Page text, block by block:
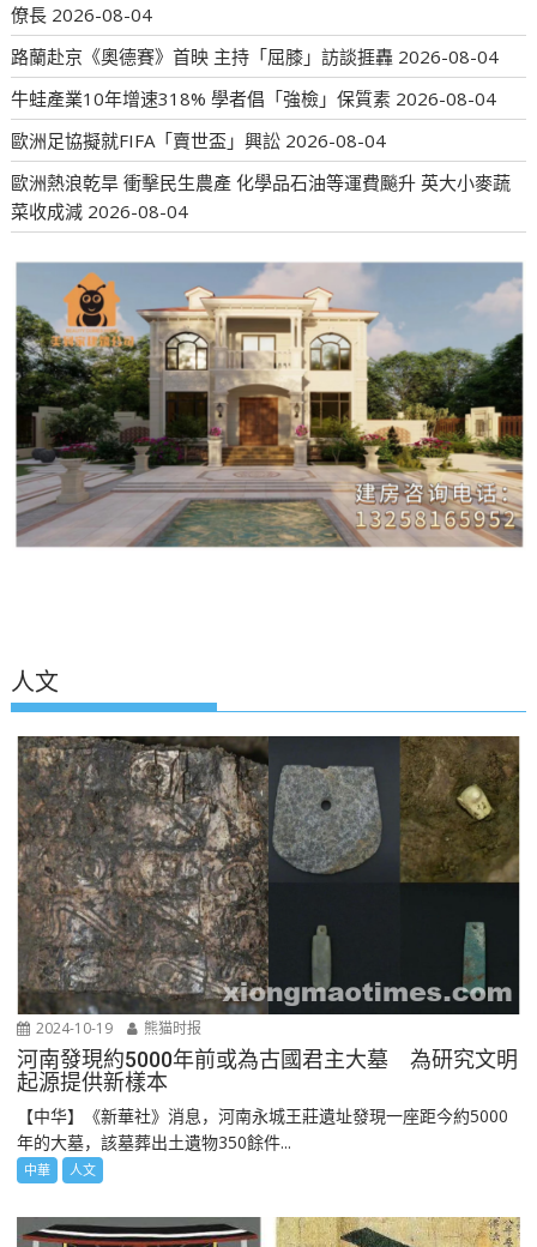
僚長 2026-08-04
路蘭赴京《奧德賽》首映 主持「屈膝」訪談捱轟 2026-08-04
牛蛙產業10年增速318% 學者倡「強檢」保質素 2026-08-04
歐洲足協擬就FIFA「賣世盃」興訟 2026-08-04
歐洲熱浪乾旱 衝擊民生農產 化學品石油等運費飈升 英大小麥蔬
菜收成減 2026-08-04
人文
2024-10-19 熊猫时报
河南發現約5000年前或為古國君主大墓 為研究文明
起源提供新樣本
【中华】《新華社》消息，河南永城王莊遺址發現一座距今約5000
年的大墓，該墓葬出土遺物350餘件...
中華 人文